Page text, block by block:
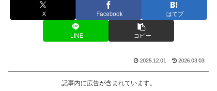
X Facebook はてブ
LINE コピー
2025.12.01 2026.03.03
記事内に広告が含まれています。